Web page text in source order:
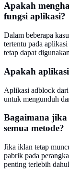
Apakah
fungsi aplikasi?
Dalam beberapa
tertentu pada
tetap dapat
Apakah
Aplikasi adblock dari
untuk mengunduh
Bagaimana jika
semua metode?
Jika iklan tetap
pabrik pada
penting terlebih